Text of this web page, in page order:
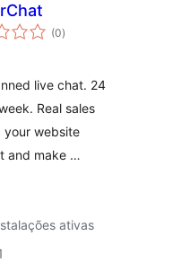
(0total
de
)
live chat. 24
Real sales
your website
and make …
ativas